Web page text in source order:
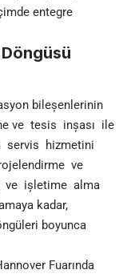
entegre
bileșenlerinin
ve tesis inșası ile
servis hizmetini
ve
ve ișletime alma
kadar,
boyunca
Fuarında